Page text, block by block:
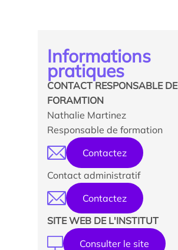
Informations
pratiques
CONTACT RESPONSABLE DE
FORAMTION
Nathalie Martinez
Responsable de formation
Contactez
Contact administratif
Contactez
SITE WEB DE L'INSTITUT
Consulter le site